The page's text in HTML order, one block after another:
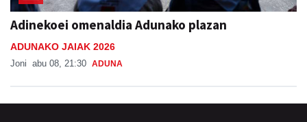
Adinekoei omenaldia Adunako plazan
ADUNAKO JAIAK 2026
Joni abu 08, 21:30 ADUNA